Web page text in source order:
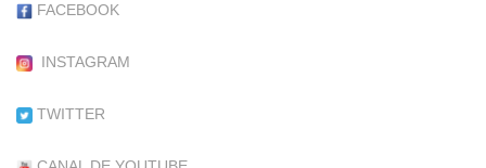
FACEBOOK
INSTAGRAM
TWITTER